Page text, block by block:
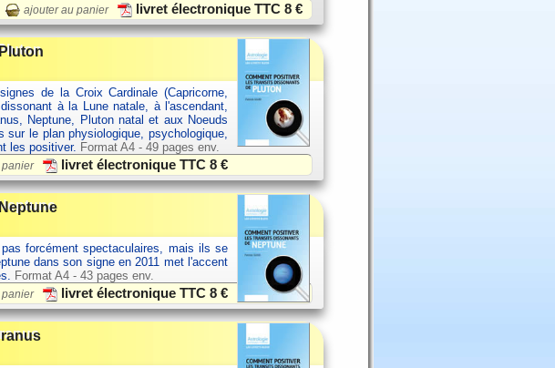
ajouter au panier livret électronique TTC8 €
de la Croix Cardinale (Capricorne,
à la Lune natale, à l'ascendant,
Neptune, Pluton natal et aux Noeuds
sur le plan physiologique, psychologique,
les positiver. Format A4 - 49 pages env.
livret électronique TTC8 €
forcément spectaculaires, mais ils se
dans son signe en 2011 met l'accent
Format A4 - 43 pages env.
livret électronique TTC8 €